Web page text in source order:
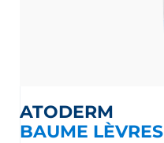
ATODERM
BAUME LÈVRES